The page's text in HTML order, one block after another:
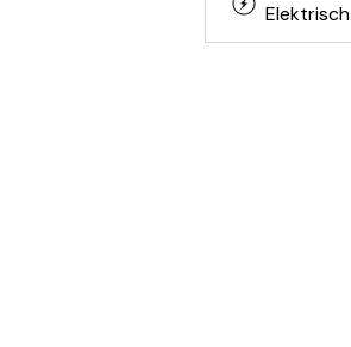
Elektrisch